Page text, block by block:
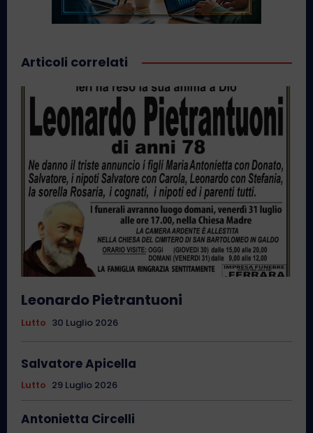
Articoli correlati
Leonardo Pietrantuoni
Lutto 30 Luglio 2026
Salvatore Apicella
Lutto 29 Luglio 2026
Antonietta Circelli